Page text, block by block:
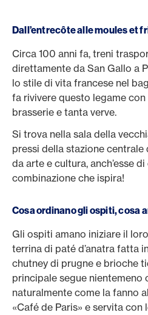
Dall’entrecôte alle moules et
Circa 100 anni fa, treni
direttamente da San Gallo a
lo stile di vita francese nel
fa rivivere questo legame con
brasserie e tanta verve.
Si trova nella sala della
pressi della stazione
da arte e cultura, anch’esse
combinazione che ispira!
Cosa ordinano gli ospiti, cosa
Gli ospiti amano iniziare il
terrina di paté d’anatra fatta
chutney di prugne e brioche
principale segue nientemeno
naturalmente come la fanno
«Café de Paris» e servita